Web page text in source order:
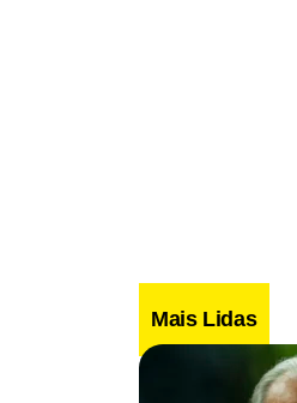
Mais Lidas